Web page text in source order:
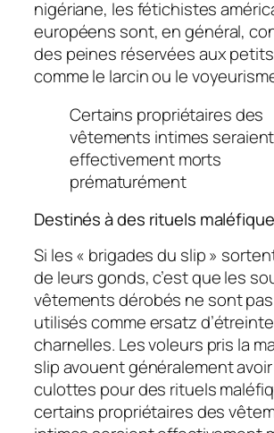
nigériane, les fétichistes
européens sont, en général,
des peines réservées aux
comme le larcin ou le
Certains propriétaires des
vêtements intimes seraient
effectivement morts
prématurément
Destinés à des rituels
Si les « brigades du slip »
de leurs gonds, c’est que les
vêtements dérobés ne sont
utilisés comme ersatz
charnelles. Les voleurs pris la
slip avouent généralement
culottes pour des rituels
certains propriétaires des